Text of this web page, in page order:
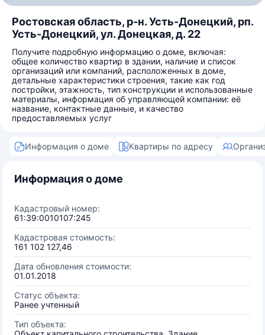
Ростовская область, р-н. Усть-Донецкий, рп.
Усть-Донецкий, ул. Донецкая, д. 22
Получите подробную информацию о доме, включая:
общее количество квартир в здании, наличие и список
организаций или компаний, расположенных в доме,
детальные характеристики строения, такие как год
постройки, этажность, тип конструкции и использованные
материалы, информация об управляющей компании: её
название, контактные данные, и качество
предоставляемых услуг
Информация о доме Квартиры по адресу
Информация о доме
Кадастровый номер:
61:39:0010107:245
Кадастровая стоимость:
161 102 127,46
Дата обновления стоимости:
01.01.2018
Статус объекта:
Ранее учтенный
Тип объекта: